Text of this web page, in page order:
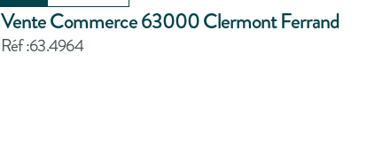
Vente Commerce 63000 Clermont Ferrand
Réf :63.4964